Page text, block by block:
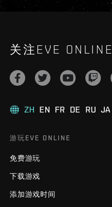
关注EVE ONLINE
ZH EN FR DE RU JA
游玩EVE ONLINE
免费游玩
下载游戏
添加游戏时间